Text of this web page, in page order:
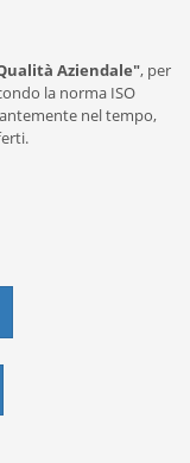
Aziendale", per
la norma ISO
nel tempo,